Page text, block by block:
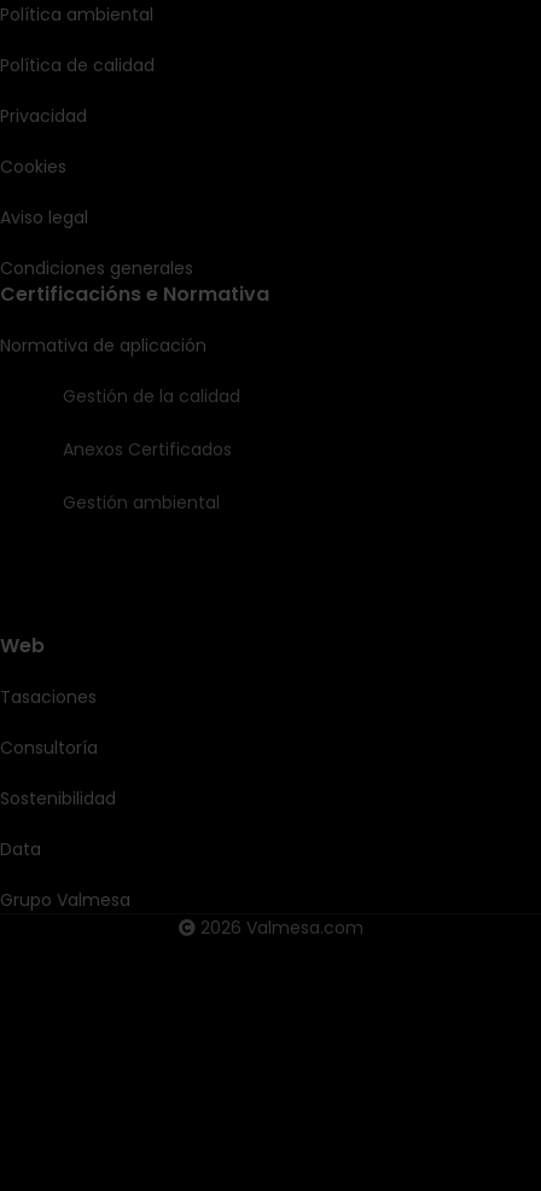
Política ambiental
Política de calidad
Privacidad
Cookies
Aviso legal
Condiciones generales
Certificacións e Normativa
Normativa de aplicación
Gestión de la calidad
Anexos Certificados
Gestión ambiental
Web
Tasaciones
Consultoría
Sostenibilidad
Data
Grupo Valmesa
2026 Valmesa.com